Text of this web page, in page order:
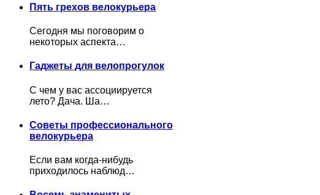
Пять грехов велокурьера
Сегодня мы поговорим о
некоторых аспекта…
Гаджеты для велопрогулок
С чем у вас ассоциируется
лето? Дача. Ша…
Советы профессионального
велокурьера
Если вам когда-нибудь
приходилось наблюд…